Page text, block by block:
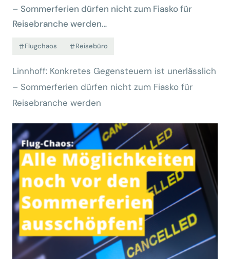
– Sommerferien dürfen nicht zum Fiasko für
Reisebranche werden…
Flugchaos Reisebüro
Linnhoff: Konkretes Gegensteuern ist unerlässlich
– Sommerferien dürfen nicht zum Fiasko für
Reisebranche werden